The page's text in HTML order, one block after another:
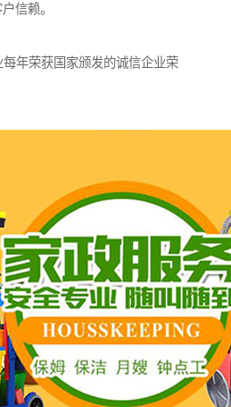
信赖。
年荣获国家颁发的诚信企业荣